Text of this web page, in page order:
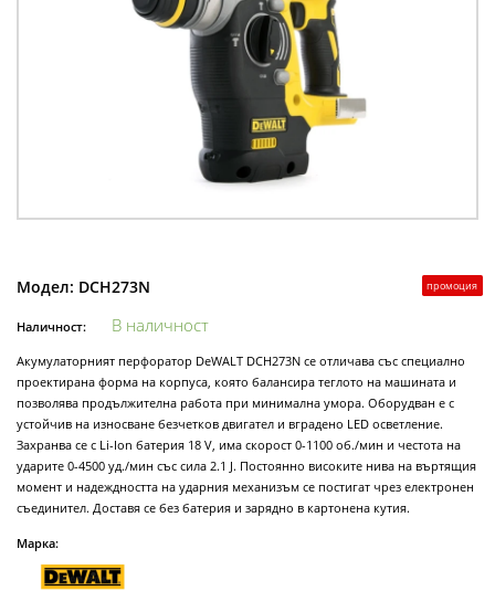
промоция
Модел: DCH273N
Наличност: В наличност
Акумулаторният перфоратор DeWALT DCH273N се отличава със специално
проектирана форма на корпуса, която балансира теглото на машината и
позволява продължителна работа при минимална умора. Оборудван е с
устойчив на износване безчетков двигател и вградено LED осветление.
Захранва се с Li-Ion батерия 18 V, има скорост 0-1100 об./мин и честота на
ударите 0-4500 уд./мин със сила 2.1 J. Постоянно високите нива на въртящия
момент и надеждността на ударния механизъм се постигат чрез електронен
съединител. Доставя се без батерия и зарядно в картонена кутия.
Марка: